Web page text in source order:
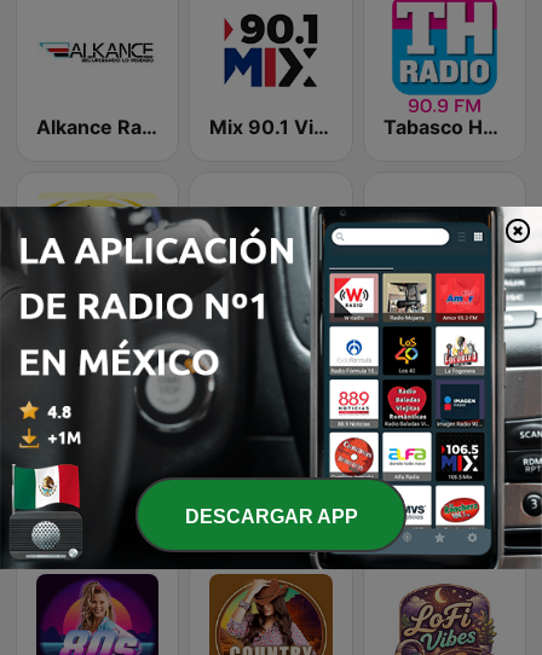
Alkance Radio Mix 90.1 Villahermosa Tabasco Hoy 90.9
Voz 97.3 FM
Emisoras de radio online que nos gustan
DESCARGAR APP